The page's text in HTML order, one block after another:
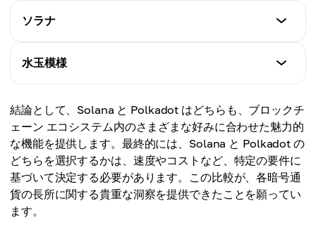
ソラナ
トランザクション速度
手数料
通常 $0.01 未満
スケーラビリティ
シングルチェーン設計による高スループット
相互運用性
水玉模様
約 1,000 TPS
手数料
$0.10 ～ $1
スケーラビリティ
結論として、Solana と Polkadot はどちらも、ブロックチ
ェーン エコシステム内のさまざまな好みに合わせた魅力的
な機能を提供します。最終的には、Solana と Polkadot の
どちらを選択するかは、速度やコストなど、特定の要件に
基づいて決定する必要があります。この比較が、各暗号通
貨の長所に関する貴重な洞察を提供できたことを願ってい
ます。